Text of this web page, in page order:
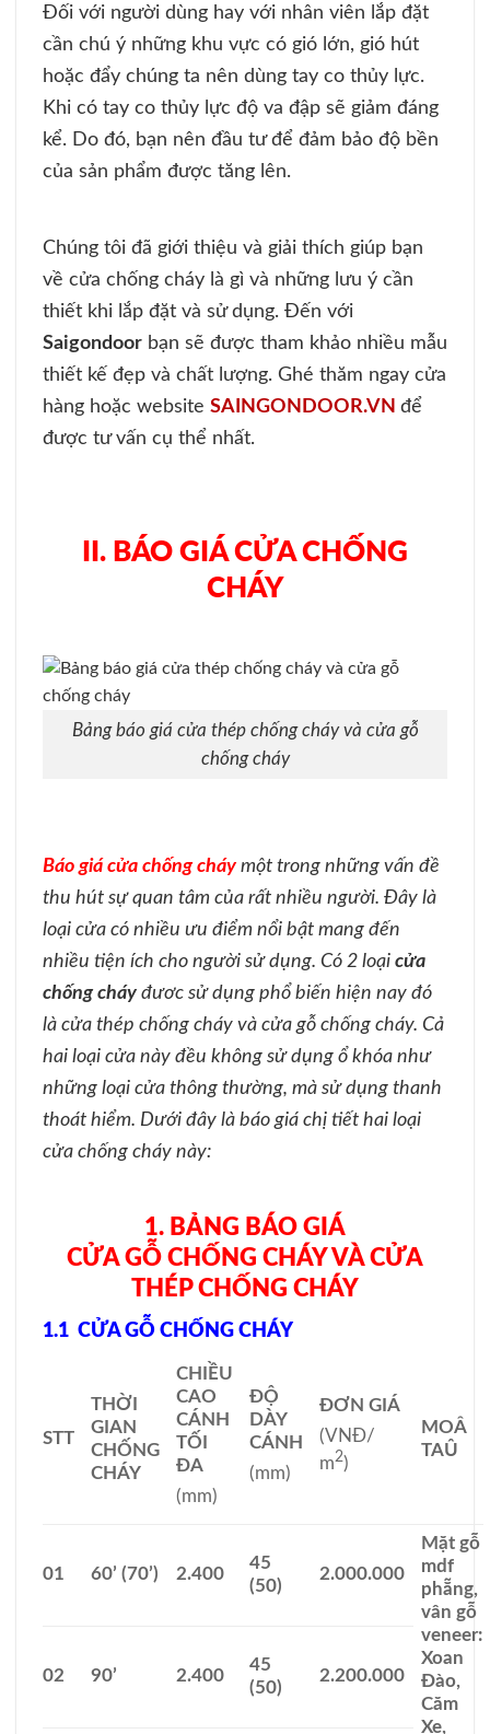
Đối với người dùng hay với nhân viên lắp đặt
cần chú ý những khu vực có gió lớn, gió hút
hoặc đẩy chúng ta nên dùng tay co thủy lực.
Khi có tay co thủy lực độ va đập sẽ giảm đáng
kể. Do đó, bạn nên đầu tư để đảm bảo độ bền
của sản phẩm được tăng lên.
Chúng tôi đã giới thiệu và giải thích giúp bạn
về cửa chống cháy là gì và những lưu ý cần
thiết khi lắp đặt và sử dụng. Đến với
Saigondoor bạn sẽ được tham khảo nhiều mẫu
thiết kế đẹp và chất lượng. Ghé thăm ngay cửa
hàng hoặc website SAINGONDOOR.VN để
được tư vấn cụ thể nhất.
II. BÁO GIÁ CỬA CHỐNG
CHÁY
Bảng báo giá cửa thép chống cháy và cửa gỗ
chống cháy
Báo giá cửa chống cháy một trong những vấn đề
thu hút sự quan tâm của rất nhiều người. Đây là
loại cửa có nhiều ưu điểm nổi bật mang đến
nhiều tiện ích cho người sử dụng. Có 2 loại cửa
chống cháy đươc sử dụng phổ biến hiện nay đó
là cửa thép chống cháy và cửa gỗ chống cháy. Cả
hai loại cửa này đều không sử dụng ổ khóa như
những loại cửa thông thường, mà sử dụng thanh
thoát hiểm. Dưới đây là báo giá chị tiết hai loại
cửa chống cháy này:
1. BẢNG BÁO GIÁ
CỬA GỖ CHỐNG CHÁY VÀ CỬA
THÉP CHỐNG CHÁY
1.1 CỬA GỖ CHỐNG CHÁY
STT
THỜI
GIAN
CHỐNG
CHÁY
CHIỀU
CAO
CÁNH
TỐI
ĐA
(mm)
ĐỘ
DÀY
CÁNH
(mm)
ĐƠN GIÁ
(VNĐ/
m2)
MOÂ
TAÛ
01 60’ (70’) 2.400
45
(50)
2.000.000
Mặt gỗ
mdf
phẵng,
vân gỗ
veneer:
Xoan
Đào,
Căm
Xe,
02 90’ 2.400
45
(50)
2.200.000